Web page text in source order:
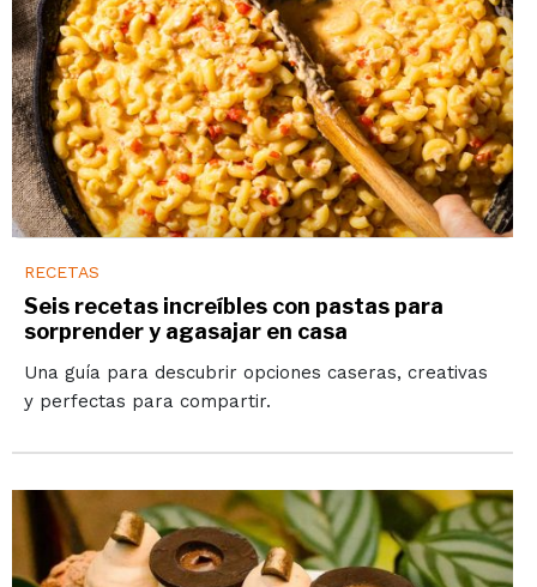
RECETAS
Seis recetas increíbles con pastas para
sorprender y agasajar en casa
Una guía para descubrir opciones caseras, creativas
y perfectas para compartir.